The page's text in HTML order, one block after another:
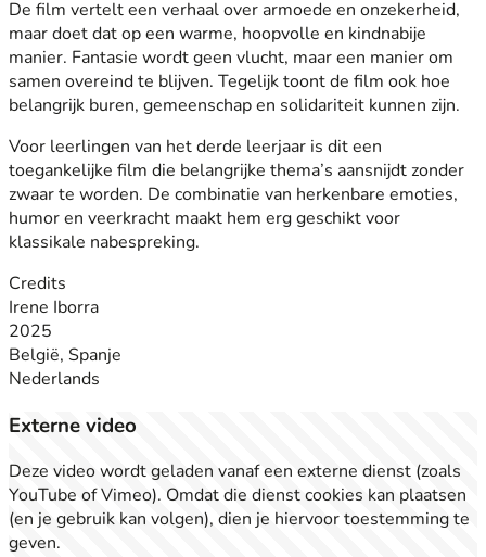
De film vertelt een verhaal over armoede en onzekerheid,
maar doet dat op een warme, hoopvolle en kindnabije
manier. Fantasie wordt geen vlucht, maar een manier om
samen overeind te blijven. Tegelijk toont de film ook hoe
belangrijk buren, gemeenschap en solidariteit kunnen zijn.
Voor leerlingen van het derde leerjaar is dit een
toegankelijke film die belangrijke thema’s aansnijdt zonder
zwaar te worden. De combinatie van herkenbare emoties,
humor en veerkracht maakt hem erg geschikt voor
klassikale nabespreking.
Credits
Irene Iborra
2025
België, Spanje
Nederlands
Externe video
Deze video wordt geladen vanaf een externe dienst (zoals
YouTube of Vimeo). Omdat die dienst cookies kan plaatsen
(en je gebruik kan volgen), dien je hiervoor toestemming te
geven.